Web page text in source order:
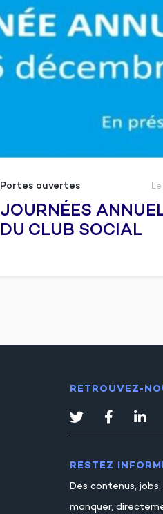
Portes ouvertes
JOURNÉES
DU CLUB SOCIAL
RETROUVEZ-
RESTEZ
Des contenus,
manquer,